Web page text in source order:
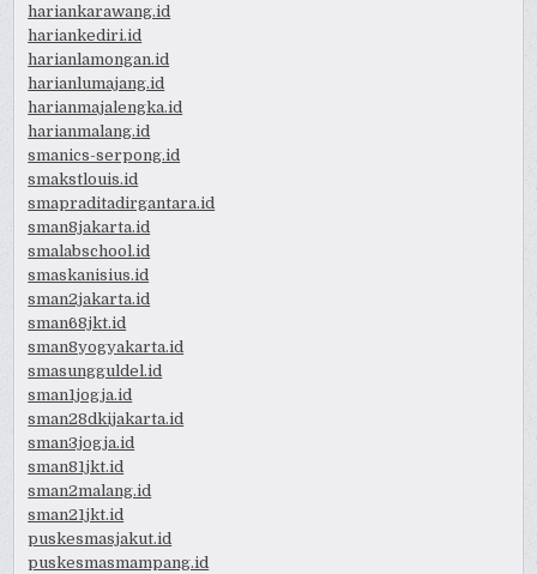
hariankarawang.id
hariankediri.id
harianlamongan.id
harianlumajang.id
harianmajalengka.id
harianmalang.id
smanics-serpong.id
smakstlouis.id
smapraditadirgantara.id
sman8jakarta.id
smalabschool.id
smaskanisius.id
sman2jakarta.id
sman68jkt.id
sman8yogyakarta.id
smasungguldel.id
sman1jogja.id
sman28dkijakarta.id
sman3jogja.id
sman81jkt.id
sman2malang.id
sman21jkt.id
puskesmasjakut.id
puskesmasmampang.id